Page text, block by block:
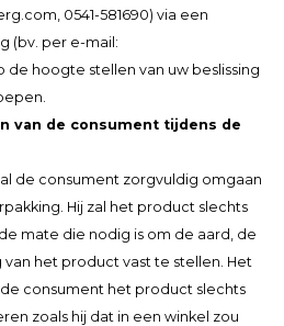
, 0541-581690) via een
(bv. per e-mail:
de hoogte stellen van uw beslissing
van de consument tijdens de
de consument zorgvuldig omgaan
Hij zal het product slechts
mate die nodig is om de aard, de
het product vast te stellen. Het
consument het product slechts
zoals hij dat in een winkel zou